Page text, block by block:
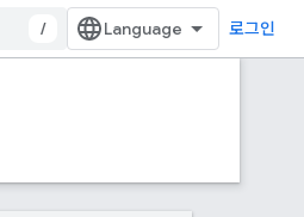
/ 로그인